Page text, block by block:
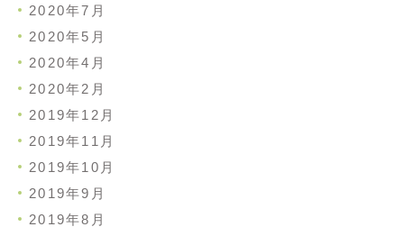
2020年7月
2020年5月
2020年4月
2020年2月
2019年12月
2019年11月
2019年10月
2019年9月
2019年8月